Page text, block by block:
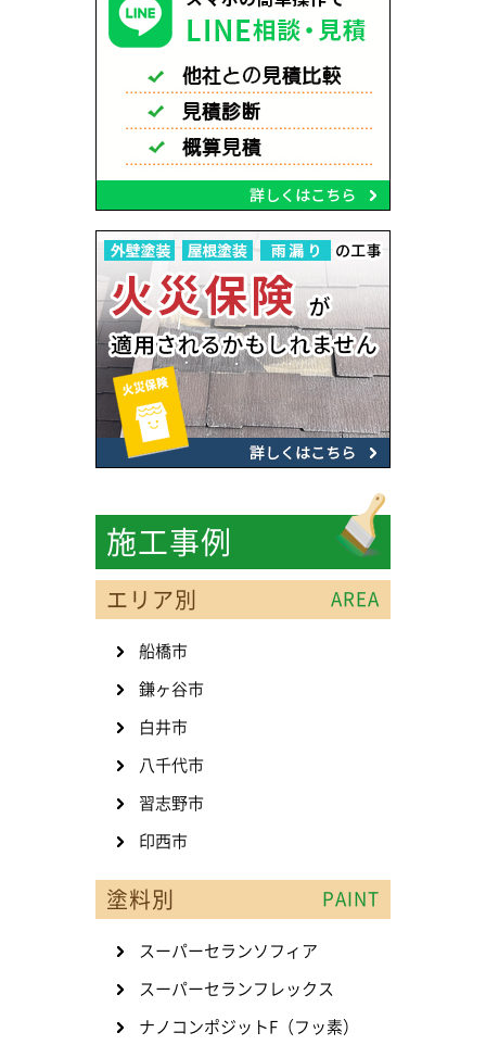
施工事例
エリア別 AREA
船橋市
鎌ヶ谷市
白井市
八千代市
習志野市
印西市
塗料別 PAINT
スーパーセランソフィア
スーパーセランフレックス
ナノコンポジットF（フッ素）